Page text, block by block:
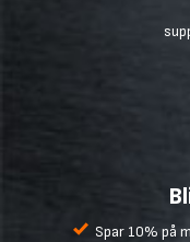
Spar 10% på